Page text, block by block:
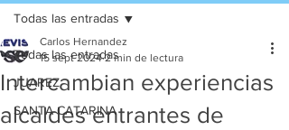
Todas las entradas
JUAREZ
SANTA CATARINA
Todas las entradas
Intercambian experiencias
alcaldes entrantes de
Carlos Hernandez
15 sept 2024 2 min de lectura